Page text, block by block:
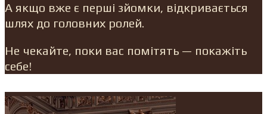
А якщо вже є перші зйомки, відкривається
шлях до головних ролей.
Не чекайте, поки вас помітять — покажіть
себе!